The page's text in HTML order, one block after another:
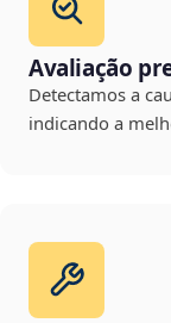
Avaliação
Detectamos a
indicando a